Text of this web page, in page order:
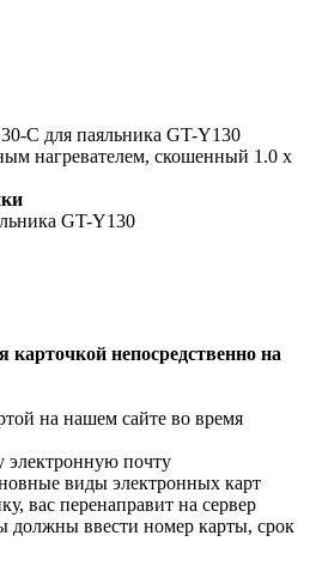
C для паяльника GT-Y130
нагревателем, скошенный 1.0 х
GT-Y130
карточкой непосредственно на
на нашем сайте во время
электронную почту
виды электронных карт
вас перенаправит на сервер
должны ввести номер карты, срок